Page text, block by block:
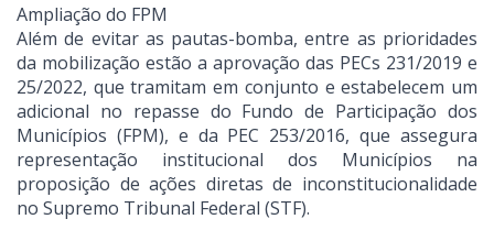
Ampliação do FPM
Além de evitar as pautas-bomba, entre as prioridades
da mobilização estão a aprovação das PECs 231/2019 e
25/2022, que tramitam em conjunto e estabelecem um
adicional no repasse do Fundo de Participação dos
Municípios (FPM), e da PEC 253/2016, que assegura
representação institucional dos Municípios na
proposição de ações diretas de inconstitucionalidade
no Supremo Tribunal Federal (STF).